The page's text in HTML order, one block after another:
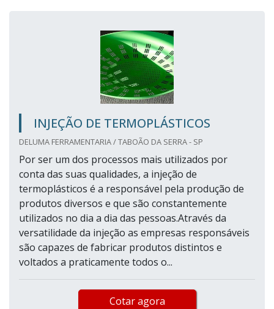
INJEÇÃO DE TERMOPLÁSTICOS
DELUMA FERRAMENTARIA / TABOÃO DA SERRA - SP
Por ser um dos processos mais utilizados por
conta das suas qualidades, a injeção de
termoplásticos é a responsável pela produção de
produtos diversos e que são constantemente
utilizados no dia a dia das pessoas.Através da
versatilidade da injeção as empresas responsáveis
são capazes de fabricar produtos distintos e
voltados a praticamente todos o...
Cotar agora